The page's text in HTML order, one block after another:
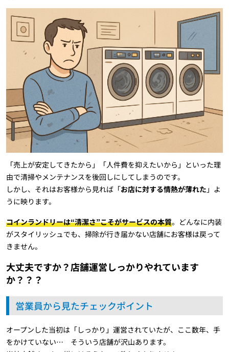
「売上が安定してきたから」「人件費を抑えたいから」といった理
由で清掃やメンテナンスを後回しにしてしまうのです。
しかし、それはお客様から見れば「お店に対する情熱が薄れた 」よ
うに映ります。
コインランドリーは“清潔さ”こそがサービスの本質。どんなに内装
がスタイリッシュでも、掃除が行き届かない店舗にお客様は戻って
きません。
大丈夫ですか？店舗運営しっかりやれています
か？？？
営業員から見たチェックポイント
オープンした当初は「しっかり」運営されていたが、ここ数年、手
をかけていない… そういう店舗が沢山あります。